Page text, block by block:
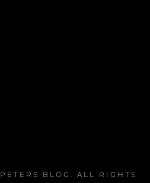
PETERS BLOG
. ALL RIGHTS